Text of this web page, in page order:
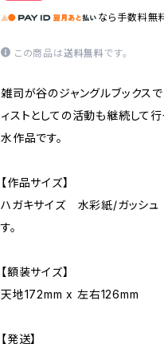
なら 手数料無
この商品は送料無料です。
雑司が谷のジャングルブックス
ィストとしての活動も継続して
水作品です。
【作品サイズ】
ハガキサイズ 水彩紙/ガッシ
す。
【額装サイズ】
天地172mm x 左右126mm
【発送】